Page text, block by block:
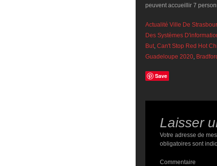
Actualité Ville De
Des Systèmes
But, Can't Stop Red Hot
Guadeloupe 2020,
Save
Laisser
Votre adresse de
obligatoires sont
Commentaire